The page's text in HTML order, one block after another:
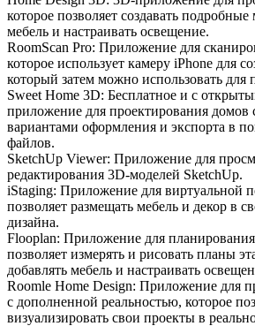
которое позволяет создавать
мебель и настраивать освещение.
RoomScan Pro: Приложение для
которое использует камеру iPhone для
который затем можно использовать для
Sweet Home 3D: Бесплатное и с
приложение для проектирования домов
вариантами оформления и экспорта в
файлов.
SketchUp Viewer: Приложение для
редактирования 3D-моделей SketchUp.
iStaging: Приложение для виртуальной
позволяет размещать мебель и декор в
дизайна.
Flooplan: Приложение для
позволяет измерять и рисовать планы
добавлять мебель и настраивать
Roomle Home Design: Приложение для
с дополненной реальностью, которое
визуализировать свои проекты в